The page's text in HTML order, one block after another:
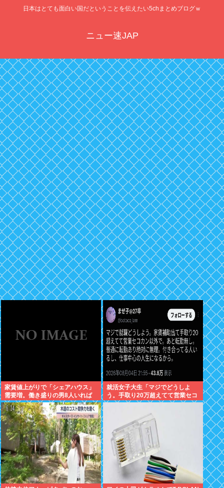
日本はとても面白い国だということを伝えたい5chまとめブログｗ
ニュー速JAP
家賃値上がりで「シェアハウス」
需要増。働き盛りの男8人いれば
一軒家暮らしも余裕で毎日楽しい
就活女子大生「マジでどうしよ
う。手取り20万超えてて営業セコ
カン以外で転勤無しの会社ない」